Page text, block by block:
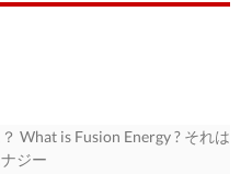
What is Fusion Energy ? それは
ジー